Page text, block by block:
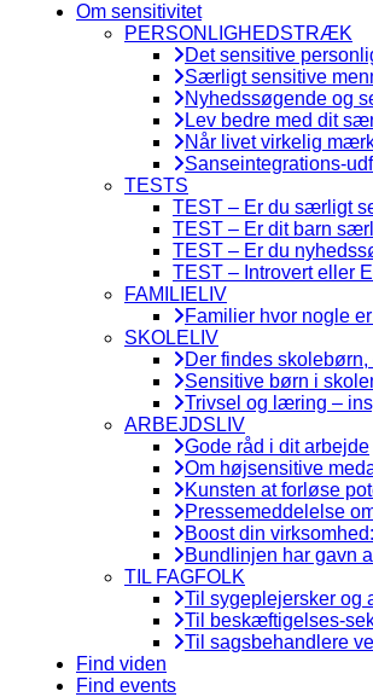
Om sensitivitet
PERSONLIGHEDSTRÆK
Det sensitive
Særligt sensitive
Nyhedssøgende og
Lev bedre med dit
Når livet virkelig
Sanseintegrations-
TESTS
TEST – Er du særligt
TEST – Er dit barn
TEST – Er du
TEST – Introvert eller
FAMILIELIV
Familier hvor nogle
SKOLELIV
Der findes
Sensitive børn i
Trivsel og læring –
ARBEJDSLIV
Gode råd i dit arbejde
Om højsensitive
Kunsten at forløse
Pressemeddelelse
Boost din
Bundlinjen har gavn
TIL FAGFOLK
Til sygeplejersker og
Til beskæftigelses-
Til sagsbehandlere
Find viden
Find events